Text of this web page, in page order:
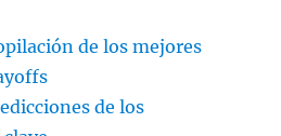
de los mejores
de los